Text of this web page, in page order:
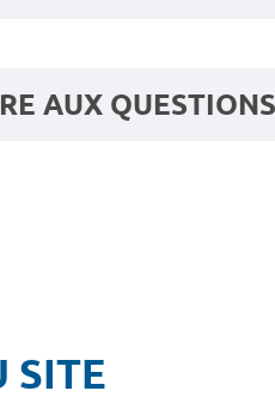
AUX QUESTIONS
SITE